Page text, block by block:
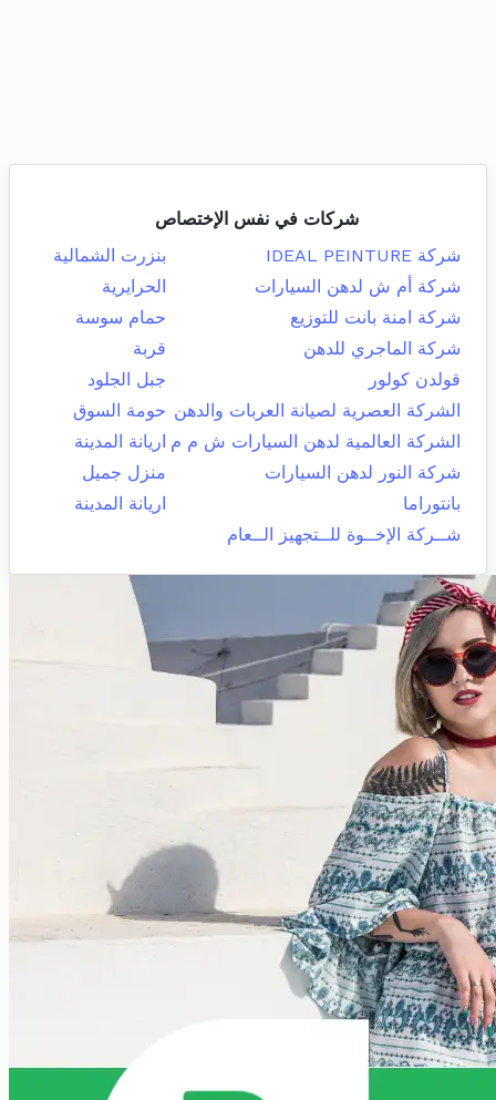
شركات في نفس الإختصاص
شركة IDEAL PEINTURE
بنزرت الشمالية
شركة أم ش لدهن السيارات
الحرايرية
شركة امنة بانت للتوزيع
حمام سوسة
شركة الماجري للدهن
قربة
قولدن كولور
جبل الجلود
الشركة العصرية لصيانة العربات والدهن حومة السوق
الشركة العالمية لدهن السيارات ش م م اريانة المدينة
شركة النور لدهن السيارات
منزل جميل
بانتوراما
اريانة المدينة
شــركة الإخــوة للــتجهيز الــعام